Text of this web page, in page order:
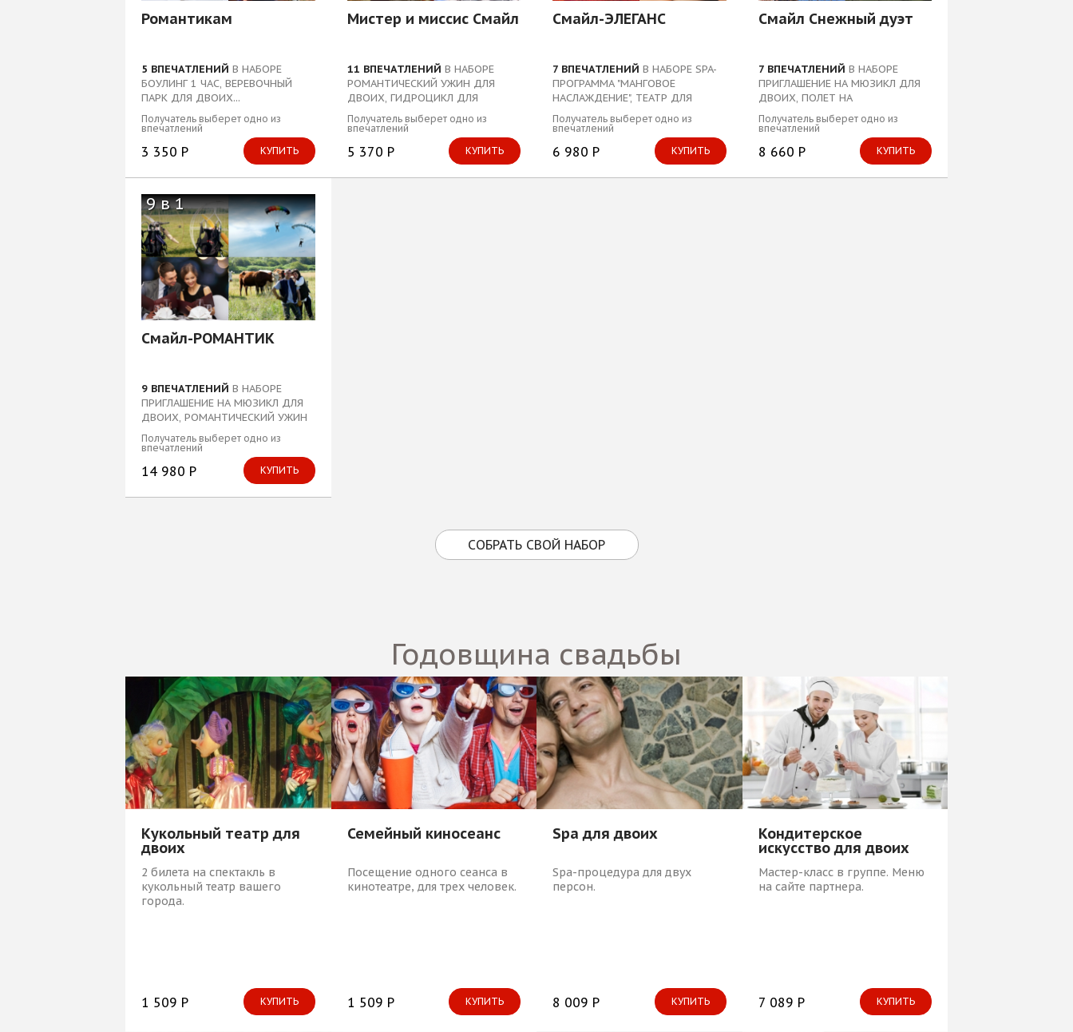
Романтикам
5 ВПЕЧАТЛЕНИЙ В НАБОРЕ
БОУЛИНГ 1 ЧАС, ВЕРЕВОЧНЫЙ
ПАРК ДЛЯ ДВОИХ...
Получатель выберет одно из
впечатлений
3 350 Р КУПИТЬ
Мистер и миссис Смайл
11 ВПЕЧАТЛЕНИЙ В НАБОРЕ
РОМАНТИЧЕСКИЙ УЖИН ДЛЯ
ДВОИХ, ГИДРОЦИКЛ ДЛЯ
ДВОИХ...
Получатель выберет одно из
впечатлений
5 370 Р КУПИТЬ
Смайл-ЭЛЕГАНС
7 ВПЕЧАТЛЕНИЙ В НАБОРЕ SPA-
ПРОГРАММА "МАНГОВОЕ
НАСЛАЖДЕНИЕ", ТЕАТР ДЛЯ
ДВОИХ...
Получатель выберет одно из
впечатлений
6 980 Р КУПИТЬ
Смайл Снежный дуэт
7 ВПЕЧАТЛЕНИЙ В НАБОРЕ
ПРИГЛАШЕНИЕ НА МЮЗИКЛ ДЛЯ
ДВОИХ, ПОЛЕТ НА
МОТОПАРАПЛАНЕ ДЛЯ ДВОИХ...
Получатель выберет одно из
впечатлений
8 660 Р КУПИТЬ
9 в 1
Смайл-РОМАНТИК
9 ВПЕЧАТЛЕНИЙ В НАБОРЕ
ПРИГЛАШЕНИЕ НА МЮЗИКЛ ДЛЯ
ДВОИХ, РОМАНТИЧЕСКИЙ УЖИН
ДЛЯ ДВОИХ...
Получатель выберет одно из
впечатлений
14 980 Р КУПИТЬ
СОБРАТЬ СВОЙ НАБОР
Годовщина свадьбы
Кукольный театр для
двоих
2 билета на спектакль в
кукольный театр вашего
города.
1 509 Р КУПИТЬ
Семейный киносеанс
Посещение одного сеанса в
кинотеатре, для трех человек.
1 509 Р КУПИТЬ
Spa для двоих
Spa-процедура для двух
персон.
8 009 Р КУПИТЬ
Кондитерское
искусство для двоих
Мастер-класс в группе. Меню
на сайте партнера.
7 089 Р КУПИТЬ